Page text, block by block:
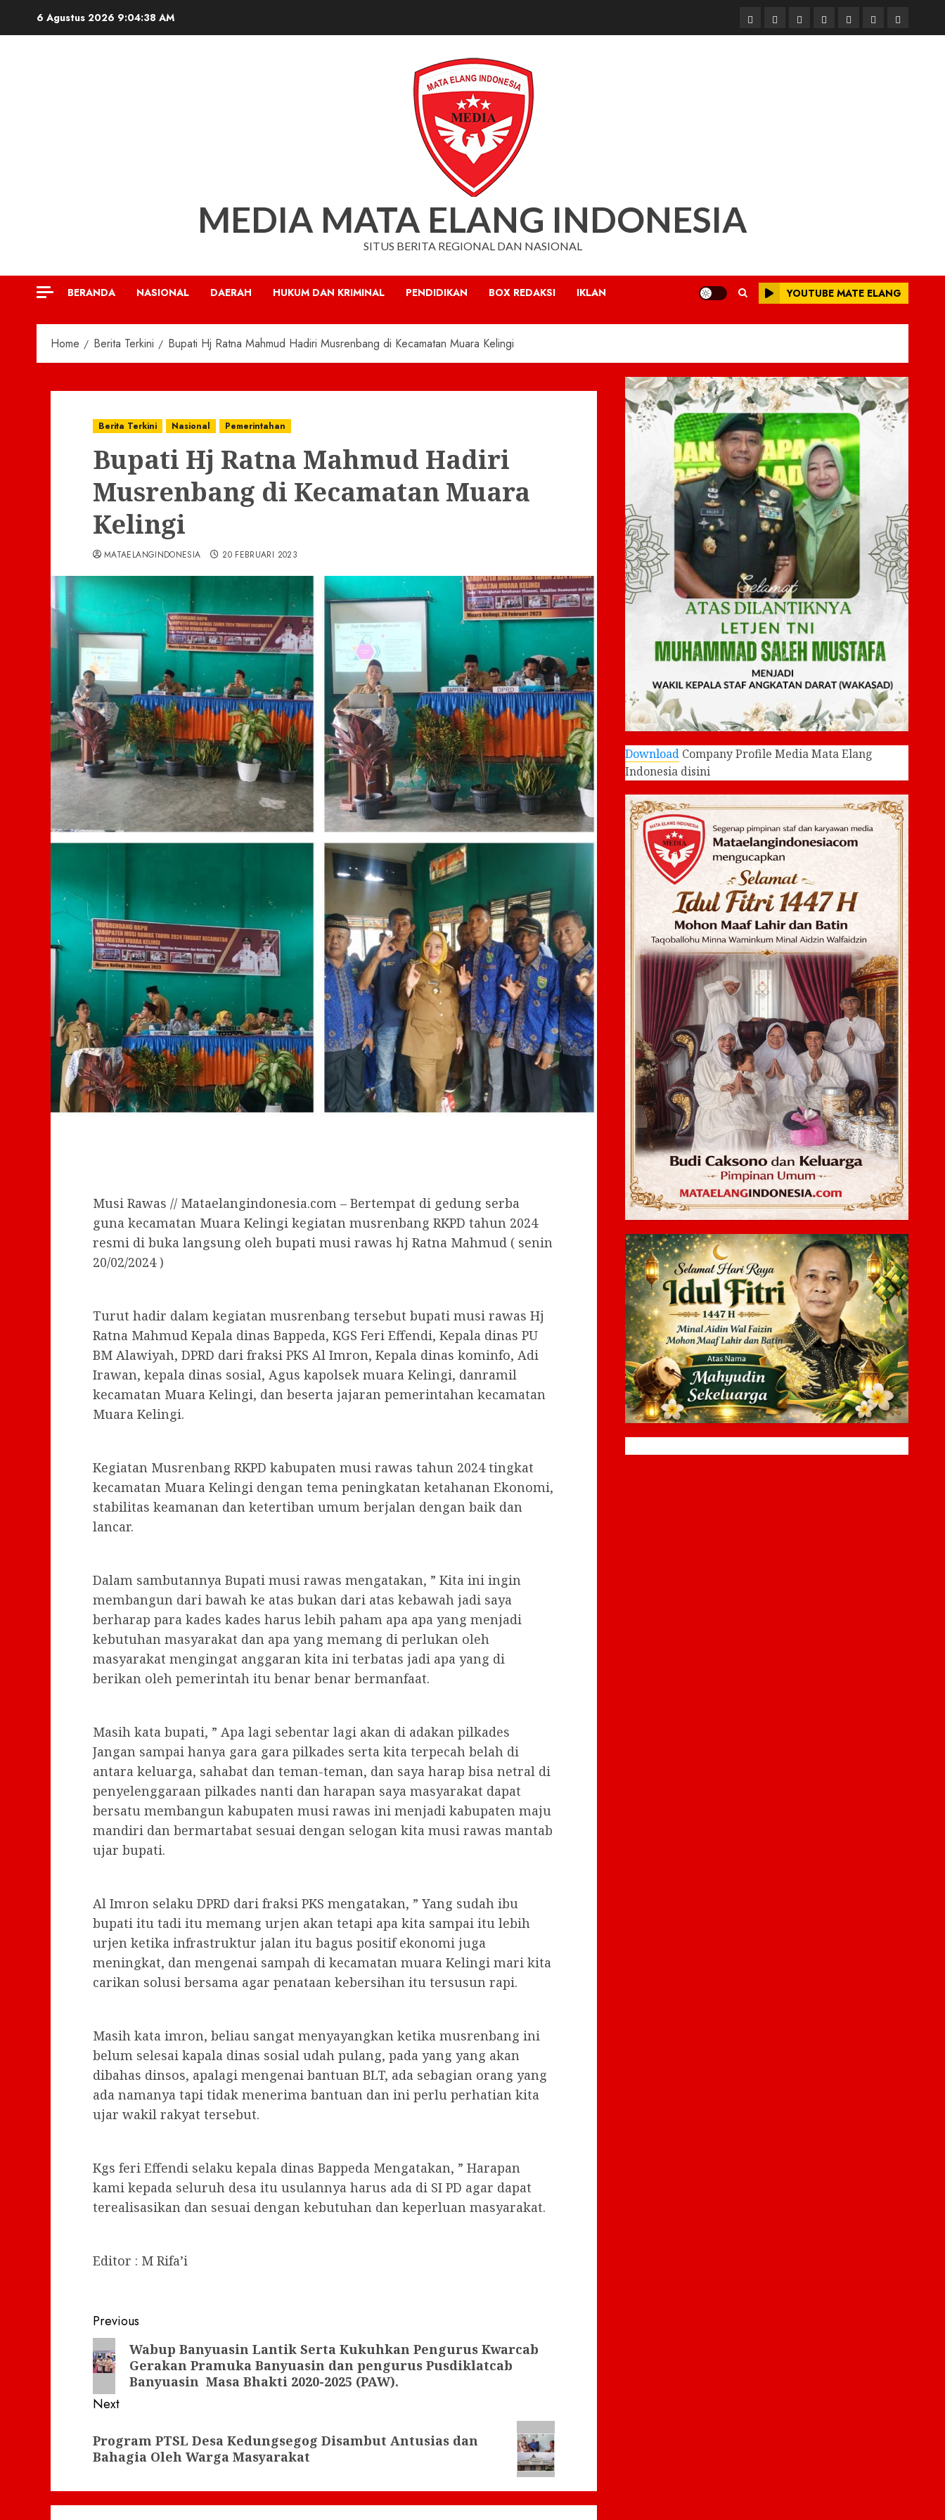
6 Agustus 2026 9:04:39 AM BerandaNasionalDaerahHukum
dan
Pendidikan
Box
Redaksi
Iklan
MEDIA MATA ELANG INDONESIA
SITUS BERITA REGIONAL DAN NASIONAL
BERANDA NASIONAL DAERAH HUKUM DAN KRIMINAL PENDIDIKAN BOX REDAKSI IKLAN YOUTUBE MATE ELANG
Home Berita Terkini Bupati Hj Ratna Mahmud Hadiri Musrenbang di Kecamatan Muara Kelingi
Berita Terkini Nasional Pemerintahan
Bupati Hj Ratna Mahmud Hadiri
Musrenbang di Kecamatan Muara
Kelingi
MATAELANGINDONESIA 20 FEBRUARI 2023
Musi Rawas // Mataelangindonesia.com – Bertempat di gedung serba
guna kecamatan Muara Kelingi kegiatan musrenbang RKPD tahun 2024
resmi di buka langsung oleh bupati musi rawas hj Ratna Mahmud ( senin
20/02/2024 )
Turut hadir dalam kegiatan musrenbang tersebut bupati musi rawas Hj
Ratna Mahmud Kepala dinas Bappeda, KGS Feri Effendi, Kepala dinas PU
BM Alawiyah, DPRD dari fraksi PKS Al Imron, Kepala dinas kominfo, Adi
Irawan, kepala dinas sosial, Agus kapolsek muara Kelingi, danramil
kecamatan Muara Kelingi, dan beserta jajaran pemerintahan kecamatan
Muara Kelingi.
Kegiatan Musrenbang RKPD kabupaten musi rawas tahun 2024 tingkat
kecamatan Muara Kelingi dengan tema peningkatan ketahanan Ekonomi,
stabilitas keamanan dan ketertiban umum berjalan dengan baik dan
lancar.
Dalam sambutannya Bupati musi rawas mengatakan, ” Kita ini ingin
membangun dari bawah ke atas bukan dari atas kebawah jadi saya
berharap para kades kades harus lebih paham apa apa yang menjadi
kebutuhan masyarakat dan apa yang memang di perlukan oleh
masyarakat mengingat anggaran kita ini terbatas jadi apa yang di
berikan oleh pemerintah itu benar benar bermanfaat.
Masih kata bupati, ” Apa lagi sebentar lagi akan di adakan pilkades
Jangan sampai hanya gara gara pilkades serta kita terpecah belah di
antara keluarga, sahabat dan teman-teman, dan saya harap bisa netral di
penyelenggaraan pilkades nanti dan harapan saya masyarakat dapat
bersatu membangun kabupaten musi rawas ini menjadi kabupaten maju
mandiri dan bermartabat sesuai dengan selogan kita musi rawas mantab
ujar bupati.
Al Imron selaku DPRD dari fraksi PKS mengatakan, ” Yang sudah ibu
bupati itu tadi itu memang urjen akan tetapi apa kita sampai itu lebih
urjen ketika infrastruktur jalan itu bagus positif ekonomi juga
meningkat, dan mengenai sampah di kecamatan muara Kelingi mari kita
carikan solusi bersama agar penataan kebersihan itu tersusun rapi.
Masih kata imron, beliau sangat menyayangkan ketika musrenbang ini
belum selesai kapala dinas sosial udah pulang, pada yang yang akan
dibahas dinsos, apalagi mengenai bantuan BLT, ada sebagian orang yang
ada namanya tapi tidak menerima bantuan dan ini perlu perhatian kita
ujar wakil rakyat tersebut.
Kgs feri Effendi selaku kepala dinas Bappeda Mengatakan, ” Harapan
kami kepada seluruh desa itu usulannya harus ada di SI PD agar dapat
terealisasikan dan sesuai dengan kebutuhan dan keperluan masyarakat.
Editor : M Rifa’i
Post
navigation
Previous
Previous
post:
Wabup Banyuasin Lantik Serta Kukuhkan Pengurus Kwarcab
Gerakan Pramuka Banyuasin dan pengurus Pusdiklatcab
Banyuasin Masa Bhakti 2020-2025 (PAW).
Next
post:
Program PTSL Desa Kedungsegog Disambut Antusias dan
Bahagia Oleh Warga Masyarakat
DownloadCompany Profile Media Mata Elang
Indonesia disini